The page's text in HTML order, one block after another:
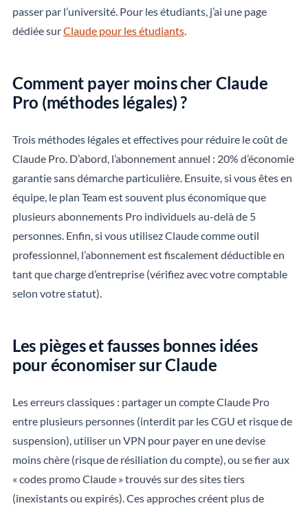
passer par l’université. Pour les étudiants, j’ai une page
dédiée surClaude pour les étudiants.
Comment payer moins cher Claude
Pro (méthodes légales) ?
Trois méthodes légales et effectives pour réduire le coût de
Claude Pro. D’abord, l’abonnement annuel : 20% d’économie
garantie sans démarche particulière. Ensuite, si vous êtes en
équipe, le plan Team est souvent plus économique que
plusieurs abonnements Pro individuels au-delà de 5
personnes. Enfin, si vous utilisez Claude comme outil
professionnel, l’abonnement est fiscalement déductible en
tant que charge d’entreprise (vérifiez avec votre comptable
selon votre statut).
Les pièges et fausses bonnes idées
pour économiser sur Claude
Les erreurs classiques : partager un compte Claude Pro
entre plusieurs personnes (interdit par les CGU et risque de
suspension), utiliser un VPN pour payer en une devise
moins chère (risque de résiliation du compte), ou se fier aux
« codes promo Claude » trouvés sur des sites tiers
(inexistants ou expirés). Ces approches créent plus de